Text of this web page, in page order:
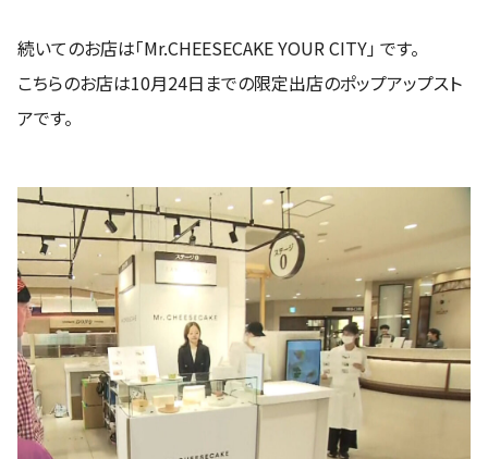
続いてのお店は「Mr.CHEESECAKE YOUR CITY」 です。
こちらのお店は10月24日までの限定出店のポップアップスト
アです。